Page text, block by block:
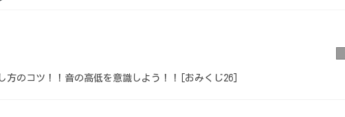
のコツ！！音の高低を意識しよう！！[おみくじ26]